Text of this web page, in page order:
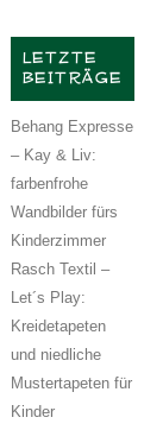
LETZTE
BEITRÄGE
Behang Expresse
– Kay & Liv:
farbenfrohe
Wandbilder fürs
Kinderzimmer
Rasch Textil –
Let´s Play:
Kreidetapeten
und niedliche
Mustertapeten für
Kinder